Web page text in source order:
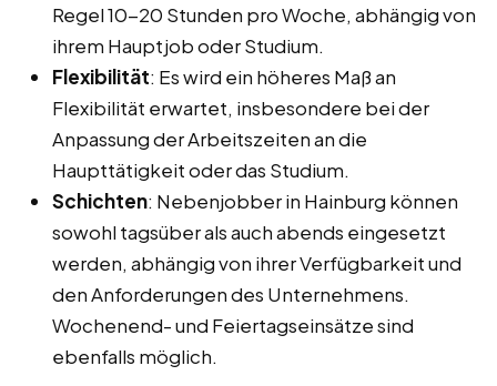
Regel 10-20 Stunden pro Woche, abhängig von
ihrem Hauptjob oder Studium.
Flexibilität: Es wird ein höheres Maß an
Flexibilität erwartet, insbesondere bei der
Anpassung der Arbeitszeiten an die
Haupttätigkeit oder das Studium.
Schichten: Nebenjobber in Hainburg können
sowohl tagsüber als auch abends eingesetzt
werden, abhängig von ihrer Verfügbarkeit und
den Anforderungen des Unternehmens.
Wochenend- und Feiertagseinsätze sind
ebenfalls möglich.